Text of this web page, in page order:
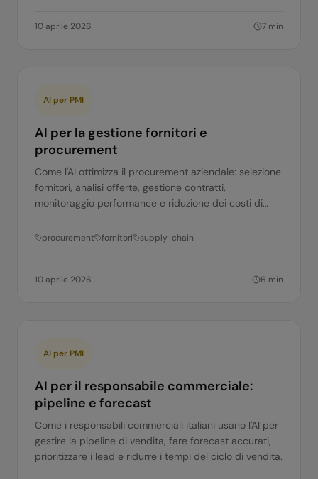
10 aprile 2026 7 min
AI per PMI
AI per la gestione fornitori e
procurement
Come l'AI ottimizza il procurement aziendale: selezione
fornitori, analisi offerte, gestione contratti,
monitoraggio performance e riduzione dei costi di
procurement fornitori supply-chain
10 aprile 2026 6 min
AI per PMI
AI per il responsabile commerciale:
pipeline e forecast
Come i responsabili commerciali italiani usano l'AI per
gestire la pipeline di vendita, fare forecast accurati,
prioritizzare i lead e ridurre i tempi del ciclo di vendita.